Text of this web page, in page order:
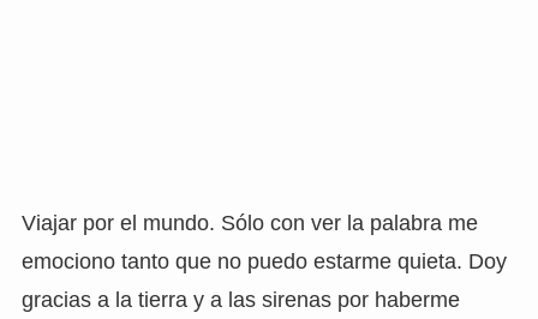
Viajar por el mundo. Sólo con ver la palabra me
emociono tanto que no puedo estarme quieta. Doy
gracias a la tierra y a las sirenas por haberme